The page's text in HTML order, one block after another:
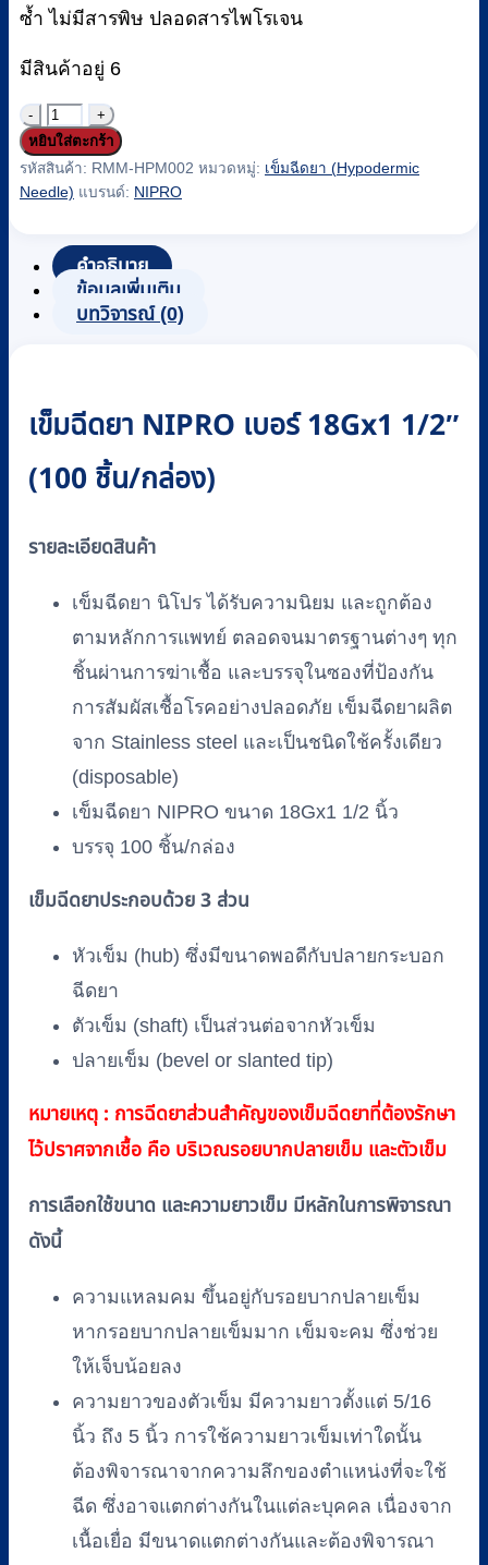
ซ้ำ ไม่มีสารพิษ ปลอดสารไพโรเจน
มีสินค้าอยู่ 6
จำนวน
เข็ม
ฉีดยา
(Hypodermic
ยี่ห้อ
NIPRO
เบอร์
ชิ้น/
กล่อง)
ชิ้น
หยิบใส่ตะกร้า
รหัสสินค้า: RMM-HPM002 หมวดหมู่: เข็มฉีดยา (Hypodermic
Needle) แบรนด์: NIPRO
คำอธิบาย
ข้อมูลเพิ่มเติม
บทวิจารณ์ (0)
เข็มฉีดยา NIPRO เบอร์ 18Gx1 1/2″
(100 ชิ้น/กล่อง)
รายละเอียดสินค้า
เข็มฉีดยา นิโปร ได้รับความนิยม และถูกต้อง
ตามหลักการแพทย์ ตลอดจนมาตรฐานต่างๆ ทุก
ชิ้นผ่านการฆ่าเชื้อ และบรรจุในซองที่ป้องกัน
การสัมผัสเชื้อโรคอย่างปลอดภัย เข็มฉีดยาผลิต
จาก Stainless steel และเป็นชนิดใช้ครั้งเดียว
(disposable)
เข็มฉีดยา NIPRO ขนาด 18Gx1 1/2 นิ้ว
บรรจุ 100 ชิ้น/กล่อง
เข็มฉีดยาประกอบด้วย 3 ส่วน
หัวเข็ม (hub) ซึ่งมีขนาดพอดีกับปลายกระบอก
ฉีดยา
ตัวเข็ม (shaft) เป็นส่วนต่อจากหัวเข็ม
ปลายเข็ม (bevel or slanted tip)
หมายเหตุ : การฉีดยาส่วนสำคัญของเข็มฉีดยาที่ต้องรักษา
ไว้ปราศจากเชื้อ คือ บริเวณรอยบากปลายเข็ม และตัวเข็ม
การเลือกใช้ขนาด และความยาวเข็ม มีหลักในการพิจารณา
ดังนี้
ความแหลมคม ขึ้นอยู่กับรอยบากปลายเข็ม
หากรอยบากปลายเข็มมาก เข็มจะคม ซึ่งช่วย
ให้เจ็บน้อยลง
ความยาวของตัวเข็ม มีความยาวตั้งแต่ 5/16
นิ้ว ถึง 5 นิ้ว การใช้ความยาวเข็มเท่าใดนั้น
ต้องพิจารณาจากความลึกของตำแหน่งที่จะใช้
ฉีด ซึ่งอาจแตกต่างกันในแต่ละบุคคล เนื่องจาก
เนื้อเยื่อ มีขนาดแตกต่างกันและต้องพิจารณา